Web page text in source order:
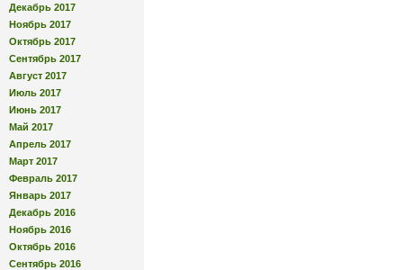
Декабрь 2017
Ноябрь 2017
Октябрь 2017
Сентябрь 2017
Август 2017
Июль 2017
Июнь 2017
Май 2017
Апрель 2017
Март 2017
Февраль 2017
Январь 2017
Декабрь 2016
Ноябрь 2016
Октябрь 2016
Сентябрь 2016